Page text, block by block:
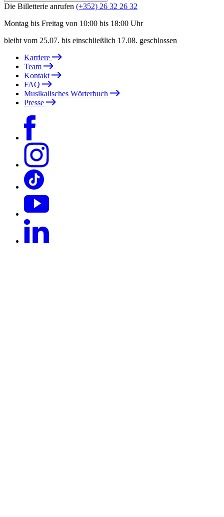
Die Billetterie anrufen (+352) 26 32 26 32
Montag bis Freitag von 10:00 bis 18:00 Uhr
bleibt vom 25.07. bis einschließlich 17.08. geschlossen
Karriere
Team
Kontakt
FAQ
Musikalisches Wörterbuch
Presse